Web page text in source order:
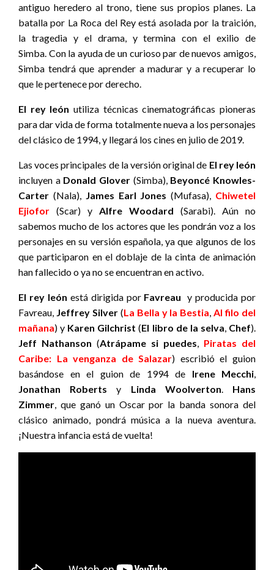
antiguo heredero al trono, tiene sus propios planes. La
batalla por La Roca del Rey está asolada por la traición,
la tragedia y el drama, y termina con el exilio de
Simba. Con la ayuda de un curioso par de nuevos amigos,
Simba tendrá que aprender a madurar y a recuperar lo
que le pertenece por derecho.
El rey león utiliza técnicas cinematográficas pioneras
para dar vida de forma totalmente nueva a los personajes
del clásico de 1994, y llegará los cines en julio de 2019.
Las voces principales de la versión original de El rey león
incluyen a Donald Glover (Simba), Beyoncé Knowles-
Carter (Nala), James Earl Jones (Mufasa), Chiwetel
Ejiofor (Scar) y Alfre Woodard (Sarabi). Aún no
sabemos mucho de los actores que les pondrán voz a los
personajes en su versión española, ya que algunos de los
que participaron en el doblaje de la cinta de animación
han fallecido o ya no se encuentran en activo.
El rey león está dirigida por Favreau y producida por
Favreau, Jeffrey Silver(La Bella y la Bestia,Al filo del
mañana) y Karen Gilchrist (El libro de la selva, Chef).
Jeff Nathanson (Atrápame si puedes, Piratas del
Caribe: La venganza de Salazar) escribió el guion
basándose en el guion de 1994 de Irene Mecchi,
Jonathan Roberts y Linda Woolverton. Hans
Zimmer, que ganó un Oscar por la banda sonora del
clásico animado, pondrá música a la nueva aventura.
¡Nuestra infancia está de vuelta!